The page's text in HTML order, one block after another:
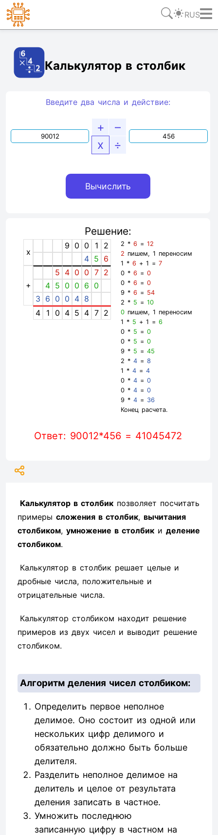
RUS
Калькулятор в столбик
Введите два числа и действие:
+
–
x
÷
Решение:
x
9 0 0 1
2
4 5 6
+
5 4 0 0 7 2
4 5 0 0 6 0
3 6 0 0 4 8
4
1 0 4 5 4 7 2
2 *6 =12
2 пишем, 1 переносим
1 *6 + 1 =7
0 *6 =0
0 *6 =0
9 *6 = 54
2 * 5 =10
0 пишем, 1 переносим
1 * 5 + 1 =6
0 * 5 =0
0 * 5 =0
9 * 5 =45
2 *4 =8
1 *4 =4
0 *4 =0
0 *4 =0
9 *4 = 36
Конец расчета.
Ответ: 90012*456 = 41045472
Калькулятор в столбик позволяет посчитать
примеры сложения в столбик, вычитания
столбиком, умножение в столбик и деление
столбиком.
Калькулятор в столбик решает целые и
дробные числа, положительные и
отрицательные числа.
Калькулятор столбиком находит решение
примеров из двух чисел и выводит решение
столбиком.
Алгоритм деления чисел столбиком:
Определить первое неполное
делимое. Оно состоит из одной или
нескольких цифр делимого и
обязательно должно быть больше
делителя.
Разделить неполное делимое на
делитель и целое от результата
деления записать в частное.
Умножить последнюю
записанную цифру в частном на